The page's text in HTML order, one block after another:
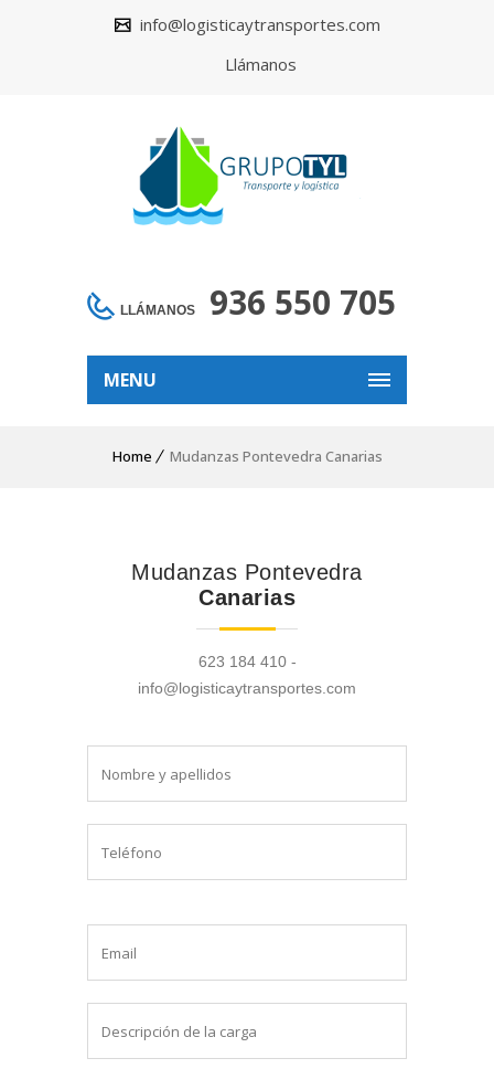
info@logisticaytransportes.com
Llámanos
LLÁMANOS 936 550 705
MENU
Home Mudanzas Pontevedra Canarias
Mudanzas Pontevedra
Canarias
623 184 410 -
info@logisticaytransportes.com